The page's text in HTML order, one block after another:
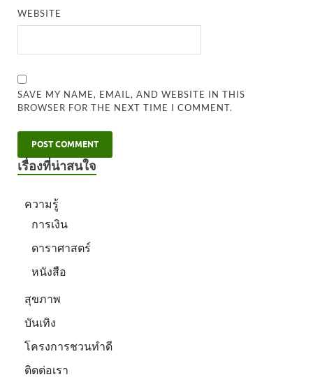
WEBSITE
SAVE MY NAME, EMAIL, AND WEBSITE IN THIS
BROWSER FOR THE NEXT TIME I COMMENT.
เรื่องที่น่าสนใจ
ความรู้
การเงิน
ดาราศาสตร์
หนังสือ
สุขภาพ
บันเทิง
โครงการชวนทำดี
ติดต่อเรา